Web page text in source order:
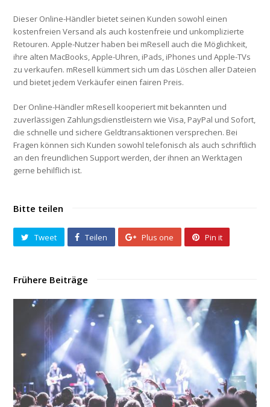
Dieser Online-Händler bietet seinen Kunden sowohl einen
kostenfreien Versand als auch kostenfreie und unkomplizierte
Retouren. Apple-Nutzer haben bei mResell auch die Möglichkeit,
ihre alten MacBooks, Apple-Uhren, iPads, iPhones und Apple-TVs
zu verkaufen. mResell kümmert sich um das Löschen aller Dateien
und bietet jedem Verkäufer einen fairen Preis.
Der Online-Händler mResell kooperiert mit bekannten und
zuverlässigen Zahlungsdienstleistern wie Visa, PayPal und Sofort,
die schnelle und sichere Geldtransaktionen versprechen. Bei
Fragen können sich Kunden sowohl telefonisch als auch schriftlich
an den freundlichen Support werden, der ihnen an Werktagen
gerne behilflich ist.
Bitte teilen
Tweet Teilen Plus one Pin it
Frühere Beiträge